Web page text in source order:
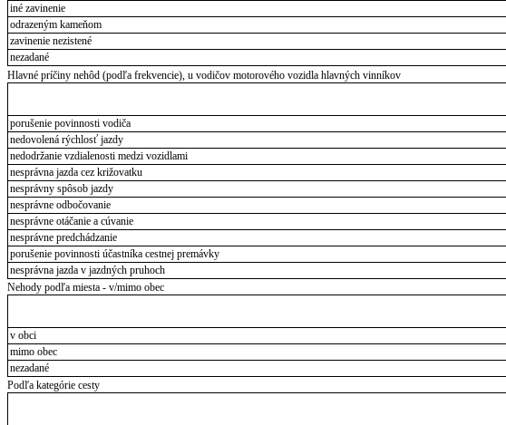
iné zavinenie
odrazeným kameňom
zavinenie nezistené
nezadané
Hlavné príčiny nehôd (podľa frekvencie), u vodičov motorového vozidla hlavných vinníkov
porušenie povinnosti vodiča
nedovolená rýchlosť jazdy
nedodržanie vzdialenosti medzi vozidlami
nesprávna jazda cez križovatku
nesprávny spôsob jazdy
nesprávne odbočovanie
nesprávne otáčanie a cúvanie
nesprávne predchádzanie
porušenie povinnosti účastníka cestnej premávky
nesprávna jazda v jazdných pruhoch
Nehody podľa miesta - v/mimo obec
v obci
mimo obec
nezadané
Podľa kategórie cesty